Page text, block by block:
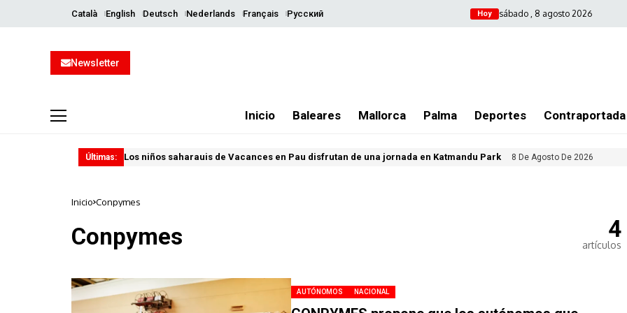
Català English Deutsch Nederlands Français Русский Hoy sábado , 8 agosto 2026
Newsletter
Inicio Baleares Mallorca Palma Deportes Contraportada
Últimas: Los niños saharauis de Vacances en Pau disfrutan de una jornada en Katmandu Park 8 De Agosto De 2026
Inicio Conpymes
Conpymes 4
artículos
AUTÓNOMOS NACIONAL